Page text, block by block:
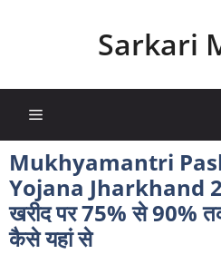
Sarkari
Menu
Mukhyamantri
Yojana Jharkhand
खरीद पर 75% से 90%
कैसे यहां से